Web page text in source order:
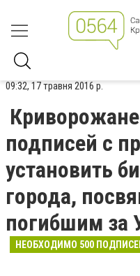
09:32, 17 травня 2016 р.
подписей с
установить
города,
погибшим за
НЕОБХОДИМО 500